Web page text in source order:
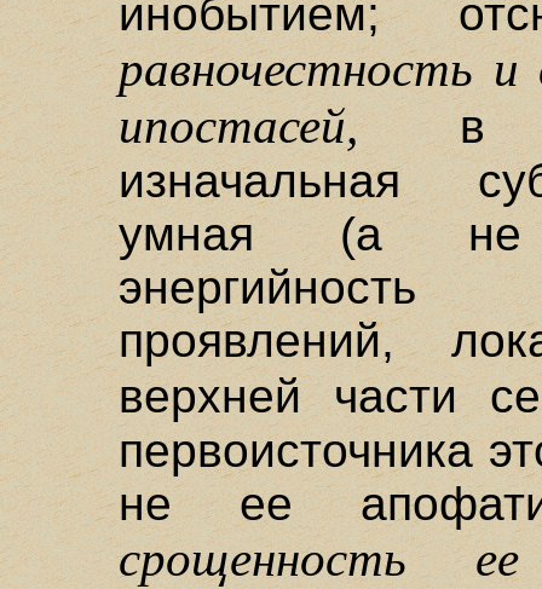
инобытием;
равночестность
ипостасей,в
изначальная
умная (а не
проявлений,
верхней части
первоисточника
не ее
срощенность